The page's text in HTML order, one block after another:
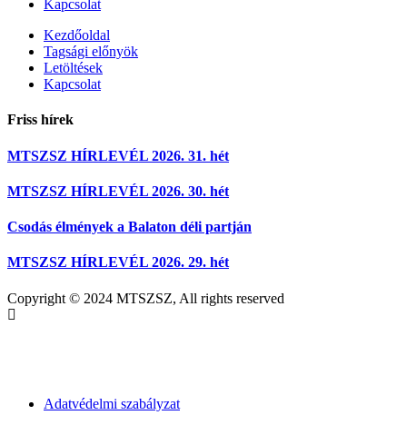
Kapcsolat
Kezdőoldal
Tagsági előnyök
Letöltések
Kapcsolat
Friss hírek
MTSZSZ HÍRLEVÉL 2026. 31. hét
MTSZSZ HÍRLEVÉL 2026. 30. hét
Csodás élmények a Balaton déli partján
MTSZSZ HÍRLEVÉL 2026. 29. hét
Copyright © 2024 MTSZSZ, All rights reserved
Adatvédelmi szabályzat